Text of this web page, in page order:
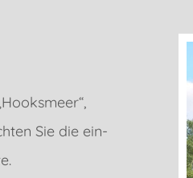
Sie die ein-